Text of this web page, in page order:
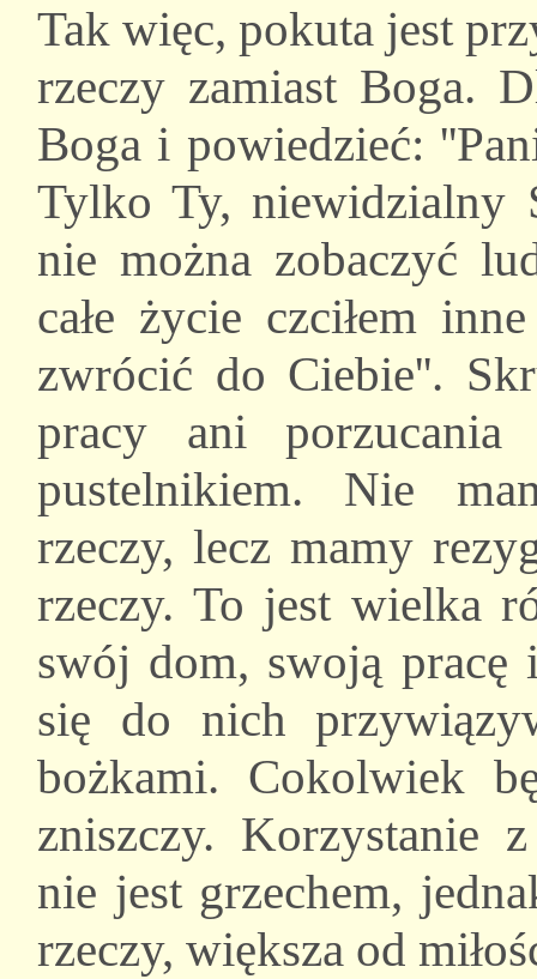
Tak więc, pokuta jest
rzeczy zamiast Boga.
Boga i powiedzieć:
Tylko Ty, niewidzialny
nie można zobaczyć
całe życie czciłem
zwrócić do Ciebie''.
pracy ani
pustelnikiem. Nie
rzeczy, lecz mamy
rzeczy. To jest wielka
swój dom, swoją pracę
się do nich
bożkami. Cokolwiek
zniszczy. Korzystanie
nie jest grzechem,
rzeczy, większa od